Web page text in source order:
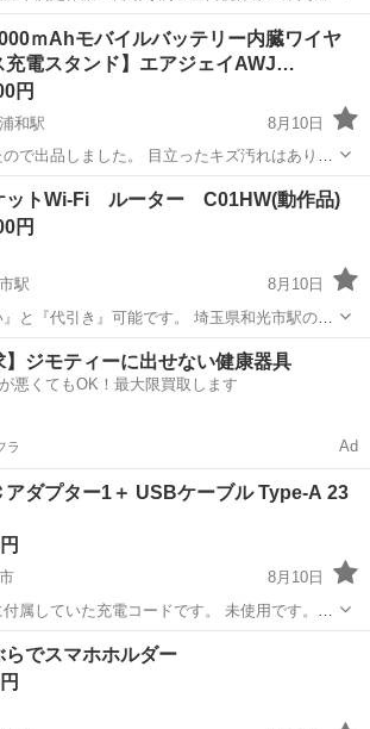
ム内作業★マイカー通勤OK＆無料駐車場あり
い制度あり！《茨城県常陸大宮市》 人気の
製造工...
その他
ｍAhモバイルバッテリー内臓ワイヤ
充電スタンド】エアジェイAWJ…
円
和駅
8月10日
で出品しました。 目立ったキズ汚れはありま
れる方でお願い致します。
武蔵浦和駅 携帯アクセサリー
ットWi-Fi ルーター C01HW(動作品)
円
駅
8月10日
き』可能です。 埼玉県和光市駅の改
東武東上線 有楽町線 副都心線 机の引き
付き
光市駅 ルーター
】ジモティーに出せない健康器具
悪くてもOK！最大限買取します
ラ Ad
アダプター1＋ USBケーブル Type-A 23
8月10日
属していた充電コードです。 未使用です。大
出品します。 ACアダプターは何回か使用して
あるので、一つ付けます。 宜しくお願いしま
携帯アクセサリー ACアダプター
らでスマホホルダー